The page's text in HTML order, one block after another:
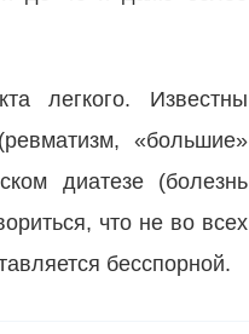
легкого. Известны
«большие»
диатезе (болезнь
что не во всех
бесспорной.